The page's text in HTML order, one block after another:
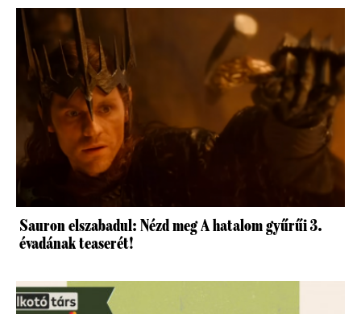
Sauron elszabadul: Nézd meg A hatalom gyűrűi 3.
évadának teaserét!